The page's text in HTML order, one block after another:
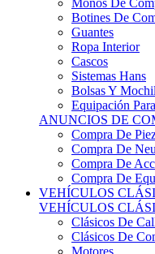
Monos De
Botines De
Guantes
Ropa Interior
Cascos
Sistemas Hans
Bolsas Y
Equipación
ANUNCIOS DE
Compra De
Compra De
Compra De
Compra De
VEHÍCULOS
VEHÍCULOS
Clásicos De
Clásicos De
Motores